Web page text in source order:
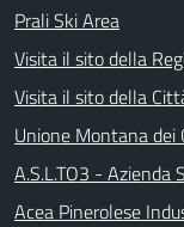
Prali Ski Area
Visita il sito della
Visita il sito della
Unione Montana dei
A.S.L.TO3 - Azienda
Acea Pinerolese